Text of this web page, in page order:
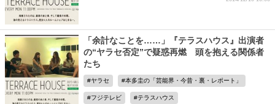
「余計なことを……」『テラスハウス』出演者
の“ヤラセ否定”で疑惑再燃 頭を抱える関係者
たち
ヤラセ 本多圭の「芸能界・今昔・裏・レポート」
フジテレビ テラスハウス